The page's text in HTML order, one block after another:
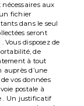
nécessaires aux
fichier
dans le seul
seront
Vous disposez de
de
à tout
auprès d’une
vos données
postale à
. Un justificatif